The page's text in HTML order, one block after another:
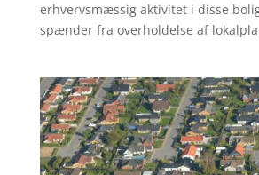
erhvervsmæssig aktivitet i disse
spænder fra overholdelse af